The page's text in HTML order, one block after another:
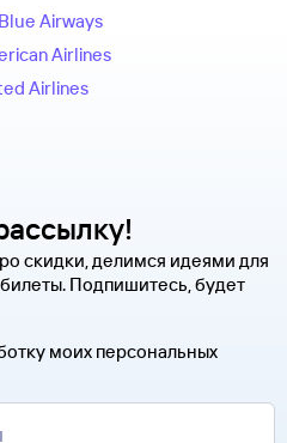
Airways
Airlines
Airlines
скидки, делимся идеями для
Подпишитесь, будет
моих персональных